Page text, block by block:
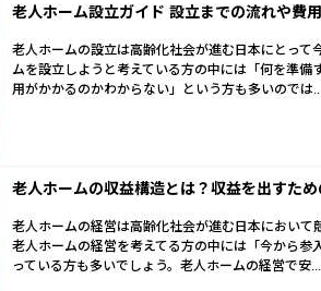
老人ホーム設立ガイド 設立までの流れや費
老人ホームの設立は高齢化社会が進む日本にとって
ムを設立しようと考えている方の中には「何を準備
用がかかるのかわからない」という方も多いのでは...
老人ホームの収益構造とは？収益を出すた
老人ホームの経営は高齢化社会が進む日本において
老人ホームの経営を考えてる方の中には「今から参
っている方も多いでしょう。老人ホームの経営で安...